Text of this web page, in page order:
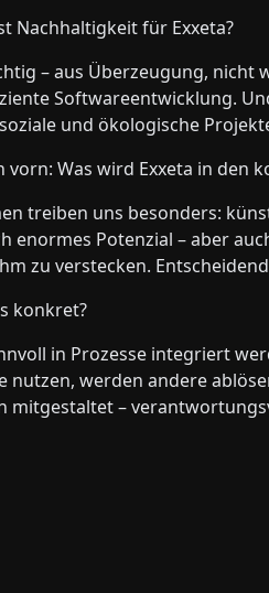
Nachhaltigkeit für Exxeta?
– aus Überzeugung, nicht
Softwareentwicklung.
und ökologische
vorn: Was wird Exxeta in den
treiben uns besonders:
enormes Potenzial – aber
zu verstecken.
konkret?
in Prozesse integriert
nutzen, werden andere
mitgestaltet –